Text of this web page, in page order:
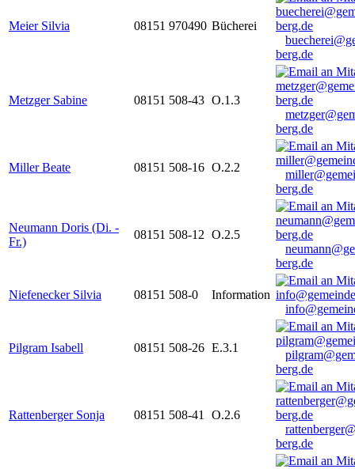
Meier Silvia 08151 970490 Bücherei
berg.de
Metzger Sabine 08151 508-43 O.1.3
berg.de
Miller Beate 08151 508-16 O.2.2
berg.de
Neumann Doris (Di. -
Fr.)
08151 508-12 O.2.5
berg.de
Niefenecker Silvia 08151 508-0
Information
Pilgram Isabell 08151 508-26 E.3.1
berg.de
Rattenberger Sonja 08151 508-41
O.2.6
berg.de